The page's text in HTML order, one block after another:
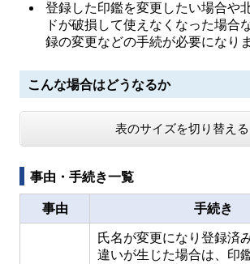
登録した印鑑を変更したい場合や
ドが破損して使えなくなった場合
録の変更などの手続が必要になりま
こんな場合はどうなるか
表のサイズを切り替える
事由・手続き一覧
事由 手続き
氏名が変更になり登録済
違いが生じた場合は、印